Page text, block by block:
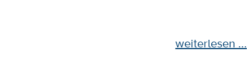
weiterlesen ...